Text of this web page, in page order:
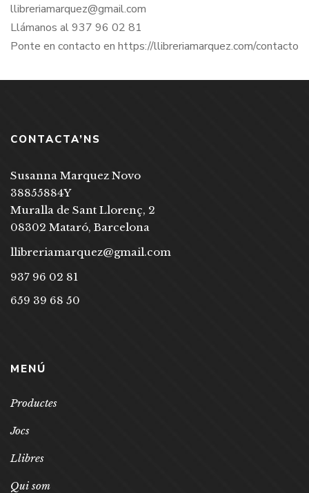
llibreriamarquez@gmail.com
Llámanos al 937 96 02 81
Ponte en contacto en https://llibreriamarquez.com/contacto
CONTACTA’NS
Susanna Marquez Novo
38855884Y
Muralla de Sant Llorenç, 2
08302 Mataró, Barcelona
llibreriamarquez@gmail.com
937 96 02 81
659 39 68 50
MENÚ
Productes
Jocs
Llibres
Qui som